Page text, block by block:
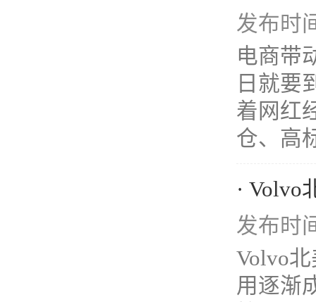
发布时
电商带
日就要
着网红
仓、高
· Volvo
发布时
Volvo
用逐渐